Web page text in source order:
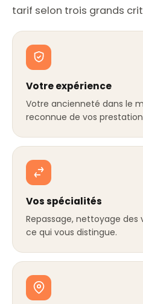
tarif selon trois grands
Votre expérience
Votre ancienneté dans le
reconnue de vos
Vos spécialités
Repassage, nettoyage
ce qui vous distingue.